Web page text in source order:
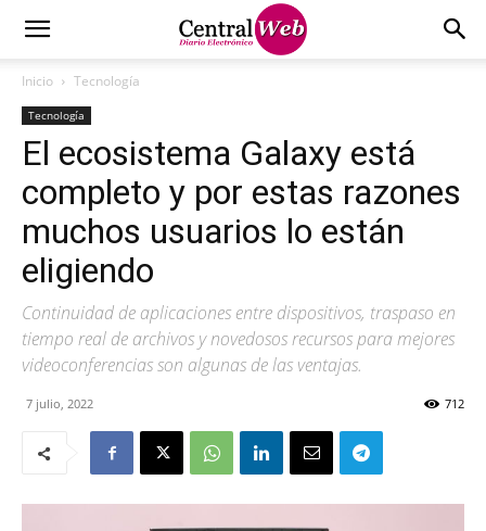
Inicio Tecnología
Tecnología
El ecosistema Galaxy está
completo y por estas razones
muchos usuarios lo están
eligiendo
Continuidad de aplicaciones entre dispositivos, traspaso en
tiempo real de archivos y novedosos recursos para mejores
videoconferencias son algunas de las ventajas.
7 julio, 2022 712